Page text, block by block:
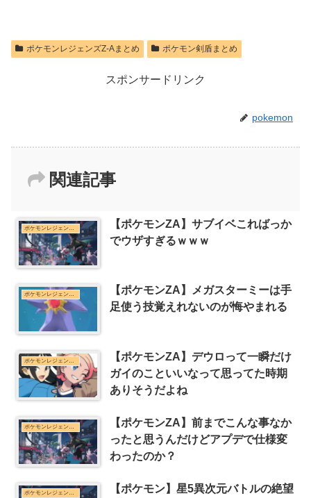
ポケモンレジェンズZ-Aまとめ ポケモン剣盾まとめ
スポンサードリンク
pokemon
関連記事
ポケモンレジェンズZ-Aまとめ
【ポケモンZA】サブイベこればっか
でウザすぎるｗｗｗ
ポケモンレジェンズZ-Aまとめ
【ポケモンZA】メガスターミーは手
足使う技覚えれないのが悔やまれる
【ポケモンZA】デウロって一瞬だけ
ガイのこといいなって思ってた時期
ありそうだよね
【ポケモンZA】前までこんな事なか
ったと思うんだけどアプデで仕様変
わったのか？
ポケモンレジェンズZ-Aまとめ
【ポケモン】星5異次元バトルの絶望